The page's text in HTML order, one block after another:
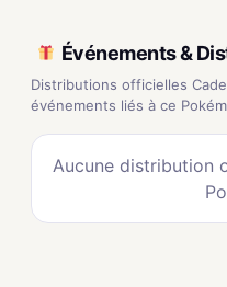
Événements &
Distributions officielles
événements liés à ce
Aucune distribution